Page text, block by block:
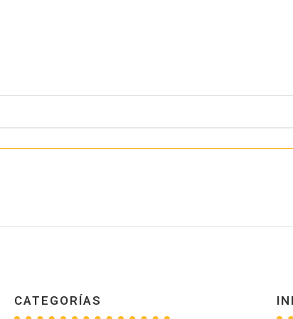
CATEGORÍAS